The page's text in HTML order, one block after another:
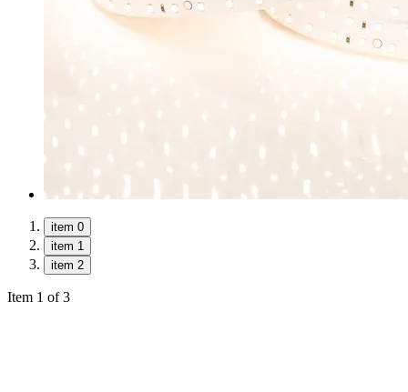
item 0
item 1
item 2
Item 1 of 3